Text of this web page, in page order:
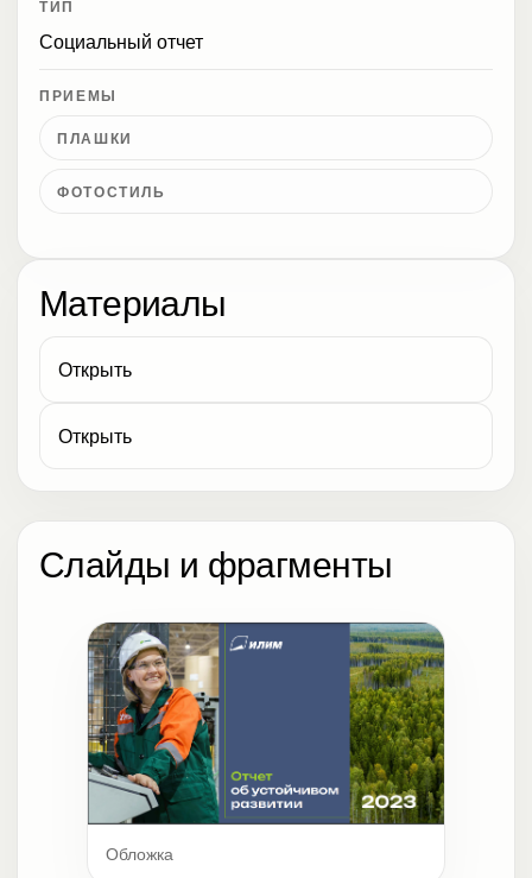
ТИП
Социальный отчет
ПРИЕМЫ
ПЛАШКИ
ФОТОСТИЛЬ
Материалы
Открыть
Открыть
Слайды и фрагменты
Обложка